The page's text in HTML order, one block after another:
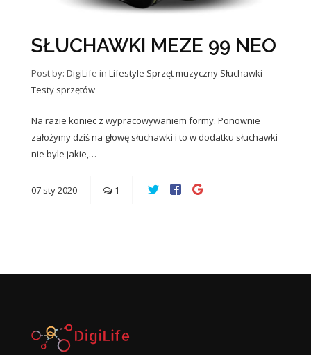
SŁUCHAWKI MEZE 99 NEO
Post by: DigiLife in Lifestyle Sprzęt muzyczny Słuchawki
Testy sprzętów
Na razie koniec z wypracowywaniem formy. Ponownie
założymy dziś na głowę słuchawki i to w dodatku słuchawki
nie byle jakie,…
07 sty2020 1